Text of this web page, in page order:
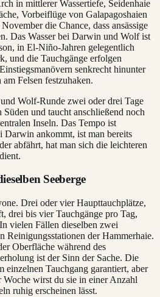
in mittlerer Wassertiefe, Seidenhaie
Vorbeiflüge von Galapagoshaien
die Chance, dass ansässige
Das Wasser bei Darwin und Wolf ist
in El-Niño-Jahren gelegentlich
und die Tauchgänge erfolgen
senkrecht hinunter
Felsen festzuhaken.
Wolf-Runde zwei oder drei Tage
und taucht anschließend noch
Inseln. Das Tempo ist
Darwin ankommt, ist man bereits
abfährt, hat man sich die leichteren
Seeberge
Drei oder vier Haupttauchplätze,
drei bis vier Tauchgänge pro Tag,
vielen Fällen dieselben zwei
Reinigungsstationen der Hammerhaie.
Oberfläche während des
ist der Sinn der Sache. Die
einzelnen Tauchgang garantiert, aber
Woche wirst du sie in einer Anzahl
ruhig erscheinen lässt.